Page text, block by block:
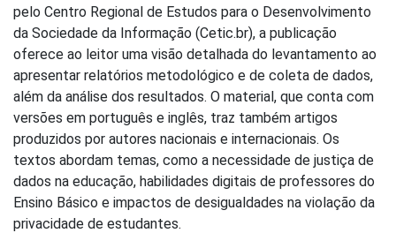
pelo Centro Regional de Estudos para o Desenvolvimento
da Sociedade da Informação (Cetic.br), a publicação
oferece ao leitor uma visão detalhada do levantamento ao
apresentar relatórios metodológico e de coleta de dados,
além da análise dos resultados. O material, que conta com
versões em português e inglês, traz também artigos
produzidos por autores nacionais e internacionais. Os
textos abordam temas, como a necessidade de justiça de
dados na educação, habilidades digitais de professores do
Ensino Básico e impactos de desigualdades na violação da
privacidade de estudantes.